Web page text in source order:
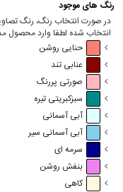
رنگ های موجود
در صورت انتخاب رنگ، رنگ
انتخاب شده لطفا وارد محصول
حنایی روشن
عنابی تند
صورتی پررنگ
سبزکبریتی تیره
آبی آسمانی
آبی آسمانی سیر
سرمه ای
بنفش روشن
کاهی